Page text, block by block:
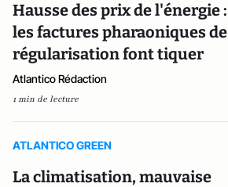
Hausse des prix de l'énergie :
les factures pharaoniques de
régularisation font tiquer
Atlantico Rédaction
1 min de lecture
ATLANTICO GREEN
La climatisation, mauvaise